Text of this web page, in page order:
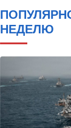
боевой
Стоп
07:20
НЕДЕЛЮ